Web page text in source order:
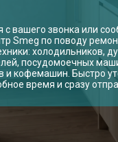
с вашего звонка или
Smeg по поводу
холодильников,
посудомоечных
и кофемашин. Быстро
время и сразу